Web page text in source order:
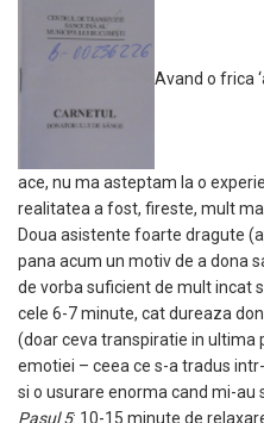
Avand o frica
ace, nu ma asteptam la o
realitatea a fost, fireste, mult
Doua asistente foarte dragute
pana acum un motiv de a dona
de vorba suficient de mult incat
cele 6-7 minute, cat dureaza
(doar ceva transpiratie in ultima
emotiei – ceea ce s-a tradus
si o usurare enorma cand mi-
Pasul 5: 10-15 minute de